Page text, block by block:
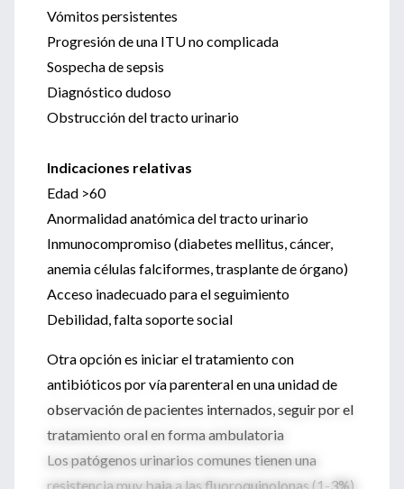
Vómitos persistentes
Progresión de una ITU no complicada
Sospecha de sepsis
Diagnóstico dudoso
Obstrucción del tracto urinario
Indicaciones relativas
Edad >60
Anormalidad anatómica del tracto urinario
Inmunocompromiso (diabetes mellitus, cáncer,
anemia células falciformes, trasplante de órgano)
Acceso inadecuado para el seguimiento
Debilidad, falta soporte social
Otra opción es iniciar el tratamiento con
antibióticos por vía parenteral en una unidad de
observación de pacientes internados, seguir por el
tratamiento oral en forma ambulatoria
Los patógenos urinarios comunes tienen una
resistencia muy baja a las fluoroquinolonas (1-3%).